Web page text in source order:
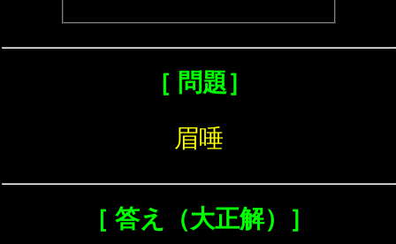
［ 問題］
眉唾
［ 答え（大正解）］